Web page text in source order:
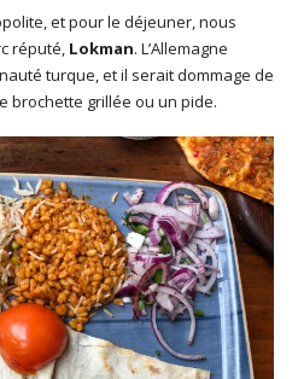
et pour le déjeuner, nous
réputé, Lokman. L’Allemagne
turque, et il serait dommage de
brochette grillée ou un pide.